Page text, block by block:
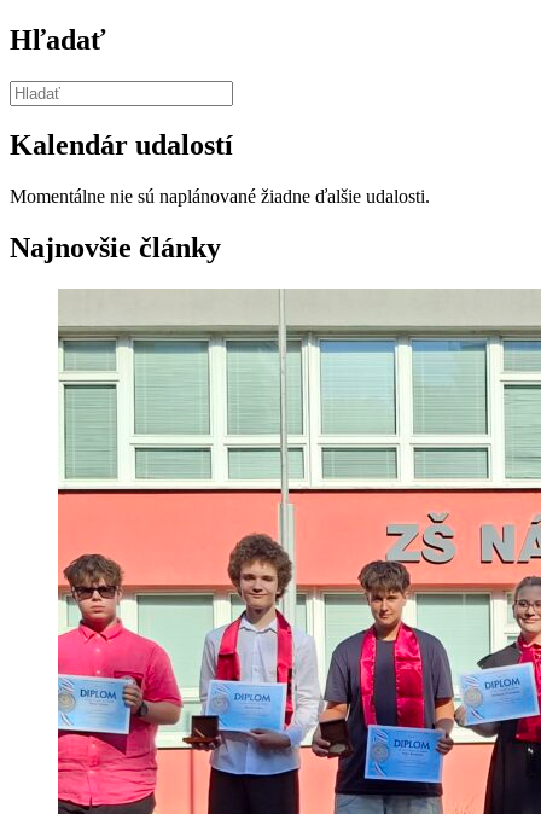
Hľadať
Kalendár udalostí
Momentálne nie sú naplánované žiadne ďalšie udalosti.
Najnovšie články